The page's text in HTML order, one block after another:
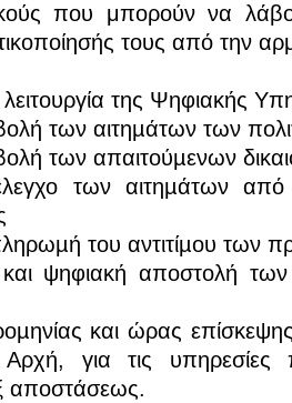
που μπορούν να
τους από την
της Ψηφιακής
των αιτηµάτων των
των απαιτούµενων
των αιτηµάτων από
του αντιτίµου των
ψηφιακή αποστολή των
και ώρας
Αρχή, για τις
αποστάσεως.